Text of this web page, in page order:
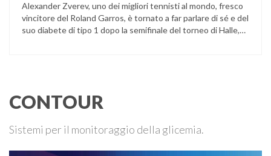
Alexander Zverev, uno dei migliori tennisti al mondo, fresco
vincitore del Roland Garros, è tornato a far parlare di sé e del
suo diabete di tipo 1 dopo la semifinale del torneo di Halle,
CONTOUR
Sistemi per il monitoraggio della glicemia.